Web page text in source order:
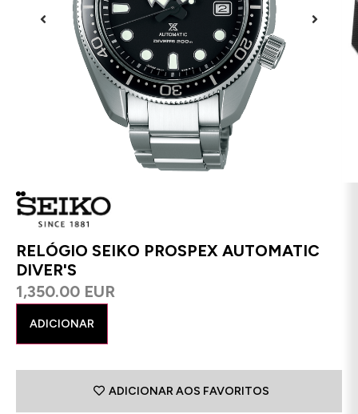
RELÓGIO SEIKO PROSPEX AUTOMATIC
DIVER'S
1,350.00 EUR
ADICIONAR
ADICIONAR AOS FAVORITOS